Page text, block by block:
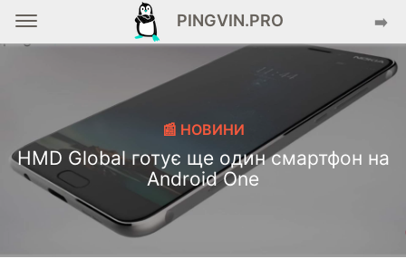
PINGVIN.PRO ➡️
📰 НОВИНИ
HMD Global готує ще один смартфон на
Android One